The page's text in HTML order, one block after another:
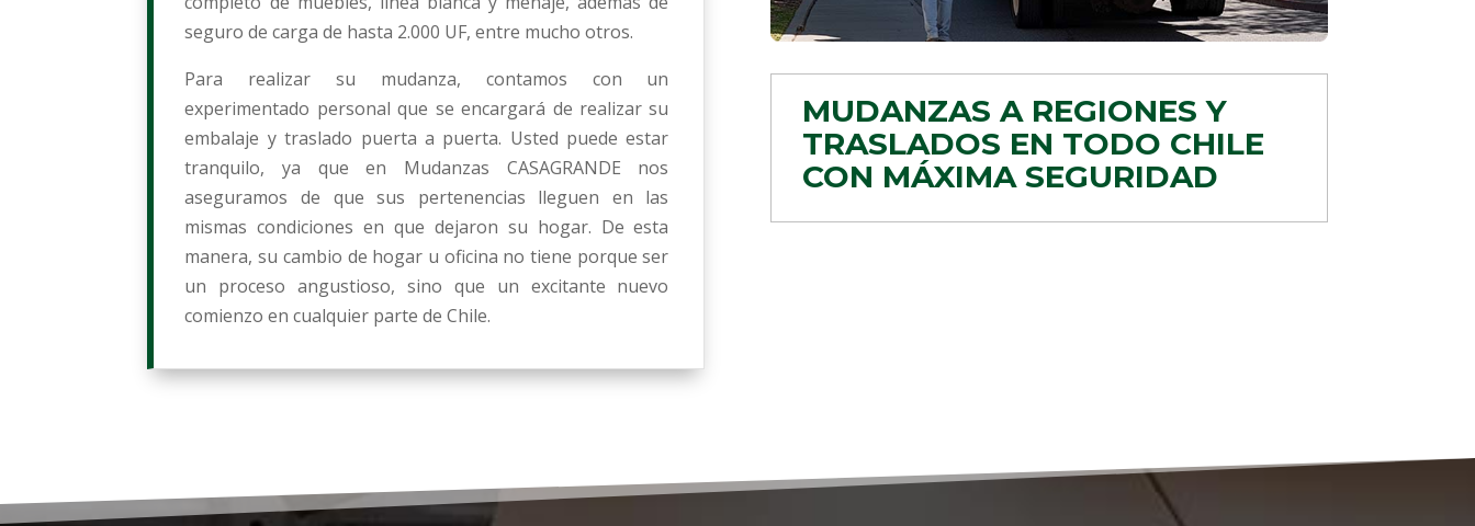
seguro de carga de hasta 2.000 UF, entre mucho otros.
Para realizar su mudanza, contamos con un
experimentado personal que se encargará de realizar su
embalaje y traslado puerta a puerta. Usted puede estar
tranquilo, ya que en Mudanzas CASAGRANDE nos
aseguramos de que sus pertenencias lleguen en las
mismas condiciones en que dejaron su hogar. De esta
manera, su cambio de hogar u oficina no tiene porque ser
un proceso angustioso, sino que un excitante nuevo
comienzo en cualquier parte de Chile.
MUDANZAS A REGIONES Y
TRASLADOS EN TODO CHILE
CON MÁXIMA SEGURIDAD